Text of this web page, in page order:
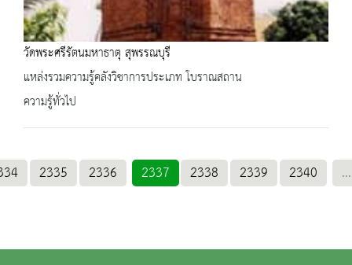
วัดพระศรีรัตนมหาธาตุ สุพรรณบุรี
แหล่งรวมความรู้คลังวิชาการประเภท โบราณสถาน
ความรู้ทั่วไป
2335 2336 2337 2338 2339 2340 ...